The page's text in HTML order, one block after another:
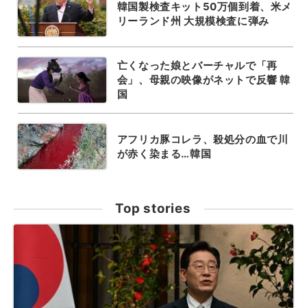
韓国製検査キット50万個到着、米メ
リーランド州 大規模検査に弾み
亡くなった娘とバーチャルで「再
会」、母親の映像がネットで反響 韓
国
アフリカ豚コレラ、殺処分の血で川
が赤く染まる…韓国
Top stories